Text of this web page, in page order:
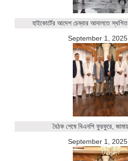
হাইকোর্টের আদেশ চেম্বার আদালতে
September 1, 2025
বৈঠক শেষে বিএনপি ফুরফুরে,
September 1, 2025